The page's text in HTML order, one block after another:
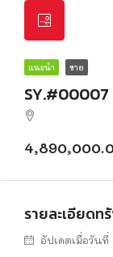
แนะนำ ขาย
รายละเอียดท
อัปเดตเมื่อวันที่